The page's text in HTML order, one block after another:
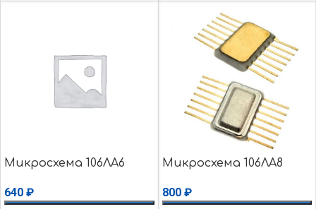
Микросхема 106ЛА6
640 ₽
Микросхема 106ЛА8
800 ₽